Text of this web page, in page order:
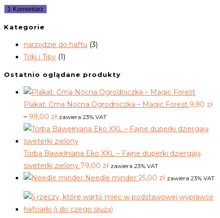
comment
comment
Kategorie
narzędzie do haftu (3)
Triki i Tipy (1)
Ostatnio oglądane produkty
Plakat: Ćma Nocna Ogrodniczka – Magic Forest 9,90 zł
– 99,00 złZakres
cen:
od
9,90 zł
do
99,00 zł
zawiera 23% VAT
Torba Bawełniana Eko XXL – Fajne duperki dziergają
sweterki zielony 79,00 zł zawiera 23% VAT
Needle minder 25,00 zł zawiera 23% VAT